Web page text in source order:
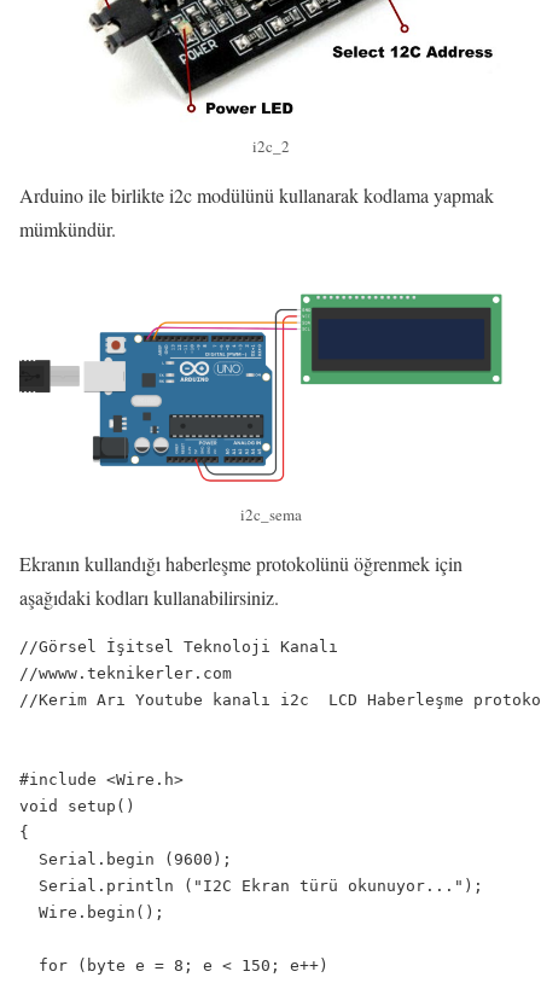
i2c_2
Arduino ile birlikte i2c modülünü kullanarak kodlama yapmak
mümkündür.
i2c_sema
Ekranın kullandığı haberleşme protokolünü öğrenmek için
aşağıdaki kodları kullanabilirsiniz.
//Görsel İşitsel Teknoloji Kanalı
//wwww.teknikerler.com
//Kerim Arı Youtube kanalı i2c  LCD Haberleşme
#include <Wire.h>
void setup()
{
  Serial.begin (9600);
  Serial.println ("I2C Ekran türü okunuyor...");
  Wire.begin();
  for (byte e = 8; e < 150; e++)